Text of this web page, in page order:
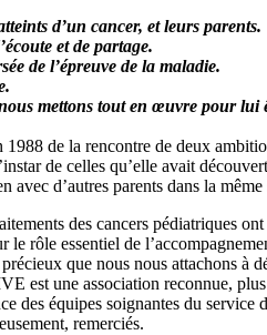
d’un cancer, et leurs parents.
et de partage.
de l’épreuve de la maladie.
mettons tout en œuvre pour lui
de la rencontre de deux
de celles qu’elle avait
avec d’autres parents dans la
des cancers pédiatriques
le rôle essentiel de
que nous nous attachons à
est une association reconnue, plus
des équipes soignantes du
remerciés.